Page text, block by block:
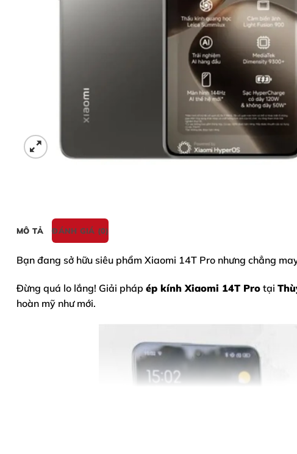
MÔ TẢ ĐÁNH GIÁ (0)
Bạn đang sở hữu siêu phẩm Xiaomi 14T Pro nhưng chẳng
Đừng quá lo lắng! Giải pháp ép kính Xiaomi 14T Pro tại
hoàn mỹ như mới.